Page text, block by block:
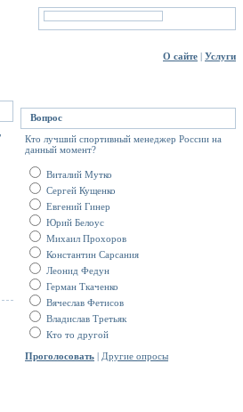
О сайте | Услуги
Вопрос
Кто лучший спортивный менеджер России на
данный момент?
Виталий Мутко
Сергей Кущенко
Евгений Гинер
Юрий Белоус
Михаил Прохоров
Константин Сарсания
Леонид Федун
Герман Ткаченко
Вячеслав Фетисов
Владислав Третьяк
Кто то другой
Проголосовать | Другие опросы